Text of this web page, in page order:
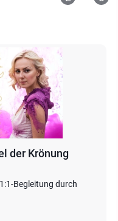
der Krönung
Begleitung durch